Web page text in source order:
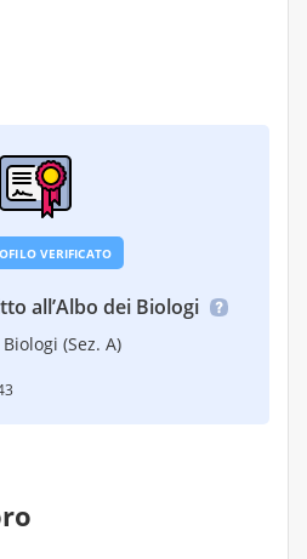
VERIFICATO
all’Albo dei Biologi
(Sez. A)